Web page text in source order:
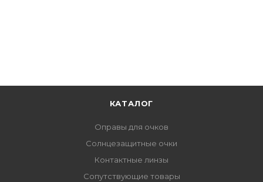
КАТАЛОГ
Оправы для очков
Солнцезащитные очки
Контактные линзы
Сопутствующие товары